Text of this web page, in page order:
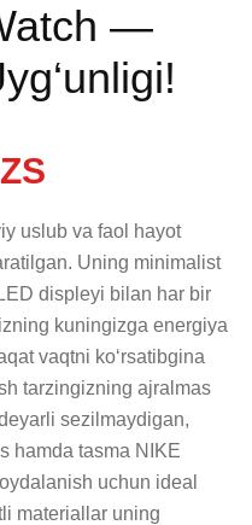
—
uslub va faol hayot
Uning minimalist
displeyi bilan har bir
kuningizga energiya
vaqtni ko‘rsatibgina
tarzingizning ajralmas
sezilmaydigan,
hamda tasma NIKE
uchun ideal
materiallar uning